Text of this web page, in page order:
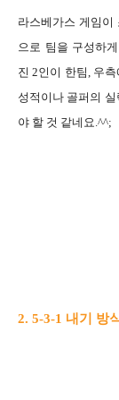
라스베가스 게임이
으로 팀을 구성하
진 2인이 한팀, 우
성적이나 골퍼의
야 할 것 같네요.^^;
2. 5-3-1 내기 방